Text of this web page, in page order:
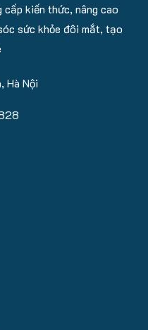
kiến thức, nâng cao
sức khỏe đôi mắt, tạo
Hà Nội